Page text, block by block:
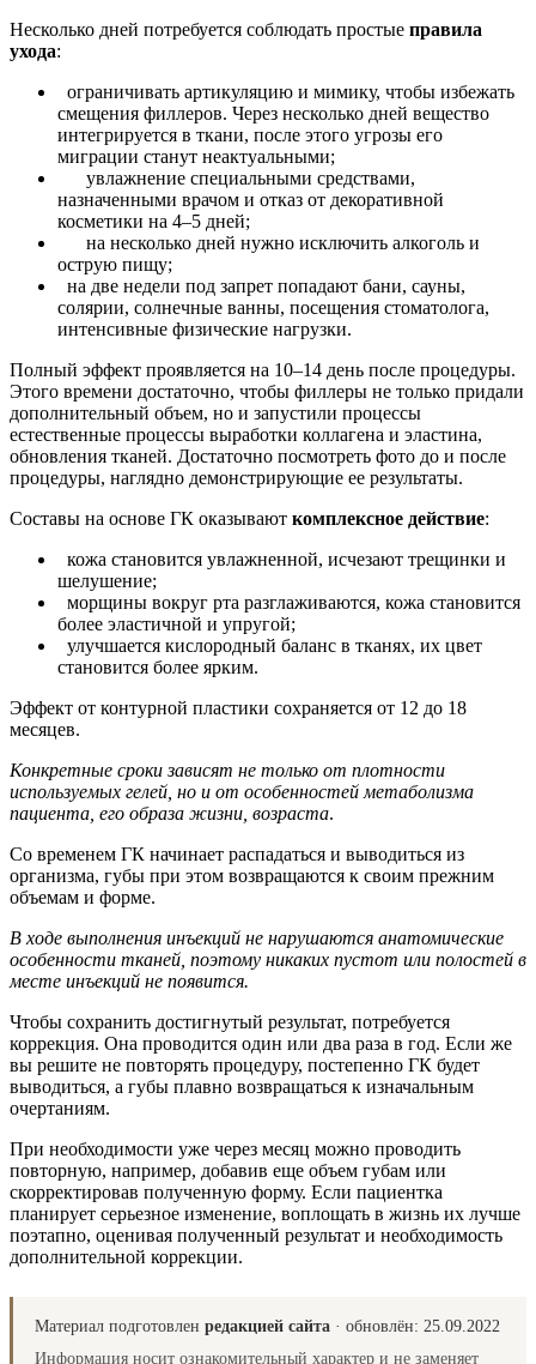
Несколько дней потребуется соблюдать простые правила
ухода:
ограничивать артикуляцию и мимику, чтобы избежать
смещения филлеров. Через несколько дней вещество
интегрируется в ткани, после этого угрозы его
миграции станут неактуальными;
увлажнение специальными средствами,
назначенными врачом и отказ от декоративной
косметики на 4–5 дней;
на несколько дней нужно исключить алкоголь и
острую пищу;
на две недели под запрет попадают бани, сауны,
солярии, солнечные ванны, посещения стоматолога,
интенсивные физические нагрузки.
Полный эффект проявляется на 10–14 день после процедуры.
Этого времени достаточно, чтобы филлеры не только придали
дополнительный объем, но и запустили процессы
естественные процессы выработки коллагена и эластина,
обновления тканей. Достаточно посмотреть фото до и после
процедуры, наглядно демонстрирующие ее результаты.
Составы на основе ГК оказывают комплексное действие:
кожа становится увлажненной, исчезают трещинки и
шелушение;
морщины вокруг рта разглаживаются, кожа становится
более эластичной и упругой;
улучшается кислородный баланс в тканях, их цвет
становится более ярким.
Эффект от контурной пластики сохраняется от 12 до 18
месяцев.
Конкретные сроки зависят не только от плотности
используемых гелей, но и от особенностей метаболизма
пациента, его образа жизни, возраста.
Со временем ГК начинает распадаться и выводиться из
организма, губы при этом возвращаются к своим прежним
объемам и форме.
В ходе выполнения инъекций не нарушаются анатомические
особенности тканей, поэтому никаких пустот или полостей в
месте инъекций не появится.
Чтобы сохранить достигнутый результат, потребуется
коррекция. Она проводится один или два раза в год. Если же
вы решите не повторять процедуру, постепенно ГК будет
выводиться, а губы плавно возвращаться к изначальным
очертаниям.
При необходимости уже через месяц можно проводить
повторную, например, добавив еще объем губам или
скорректировав полученную форму. Если пациентка
планирует серьезное изменение, воплощать в жизнь их лучше
поэтапно, оценивая полученный результат и необходимость
дополнительной коррекции.
Материал подготовлен редакцией сайта · обновлён: 25.09.2022
Информация носит ознакомительный характер и не заменяет